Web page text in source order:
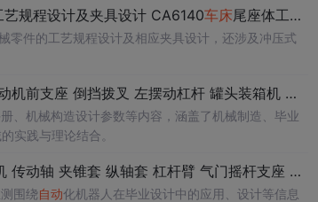
规程设计及夹具设计 CA6140车床尾座体工艺工装设计 支架零件的工艺规程及钻6-Φ17孔的钻床夹具设计 冲压式蜂窝煤成型机设计
零件的工艺规程设计及相应夹具设计，还涉及冲压式
电液比例阀 带钢液压捆扎机 支撑套筒 立式钻床 飞锤支架 法兰盘 发动机前支座 倒挡拨叉 左摆动杠杆 罐头装箱机
车床
、机械构造设计参数等内容，涵盖了机械制造、毕业
实践与理论结合。
调速杠杆 横向进给机构 旋回破碎机 鄂式破碎机 圆锥式破碎机 卷扬机 传动轴 夹锥套 纵轴套 杠杆臂 气门摇杆支座 悬臂起重机
围绕自动化机器人在毕业设计中的应用、设计等信息